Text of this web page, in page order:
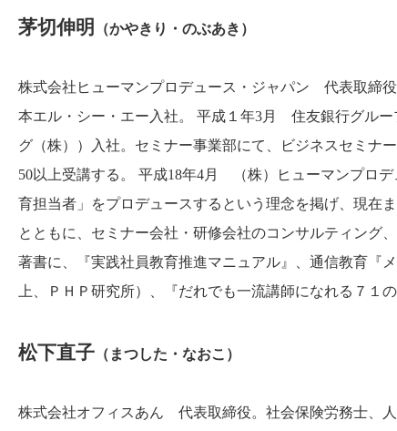
茅切伸明 （かやきり・のぶあき）
株式会社ヒューマンプロデュース・ジャパン 代表取締
本エル・シー・エー入社。 平成１年3月 住友銀行グル
グ（株））入社。セミナー事業部にて、ビジネスセミナ
50以上受講する。 平成18年4月 （株）ヒューマンプロ
育担当者」をプロデュースするという理念を掲げ、現在
とともに、セミナー会社・研修会社のコンサルティング
著書に、『実践社員教育推進マニュアル』、通信教育『
上、ＰＨＰ研究所）、『だれでも一流講師になれる７１
松下直子 （まつした・なおこ）
株式会社オフィスあん 代表取締役。社会保険労務士、